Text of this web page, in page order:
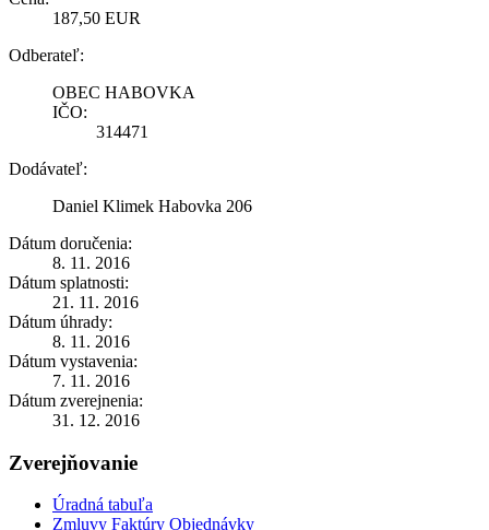
187,50 EUR
Odberateľ:
OBEC HABOVKA
IČO:
314471
Dodávateľ:
Daniel Klimek Habovka 206
Dátum doručenia:
8. 11. 2016
Dátum splatnosti:
21. 11. 2016
Dátum úhrady:
8. 11. 2016
Dátum vystavenia:
7. 11. 2016
Dátum zverejnenia:
31. 12. 2016
Zverejňovanie
Úradná tabuľa
Zmluvy Faktúry Objednávky